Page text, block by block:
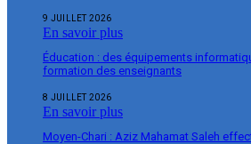
9 JUILLET 2026
En savoir plus
Éducation : des équipements
formation des enseignants
8 JUILLET 2026
En savoir plus
Moyen-Chari : Aziz Mahamat Saleh